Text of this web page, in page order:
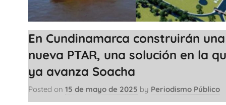
En Cundinamarca construirán una
nueva PTAR, una solución en la
ya avanza Soacha
Posted on 15 de mayo de 2025 by Periodismo Público